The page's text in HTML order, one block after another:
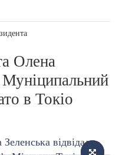
Олена
Муніципальний
в Токіо